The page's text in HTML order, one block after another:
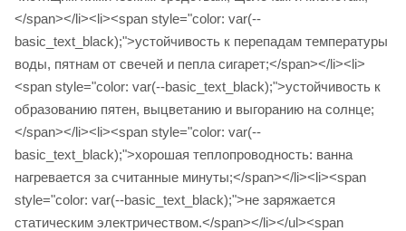
</span></li><li><span style="color: var(--
basic_text_black);">устойчивость к перепадам температуры
воды, пятнам от свечей и пепла сигарет;</span></li><li>
<span style="color: var(--basic_text_black);">устойчивость к
образованию пятен, выцветанию и выгоранию на солнце;
</span></li><li><span style="color: var(--
basic_text_black);">хорошая теплопроводность: ванна
нагревается за считанные минуты;</span></li><li><span
style="color: var(--basic_text_black);">не заряжается
статическим электричеством.</span></li></ul><span